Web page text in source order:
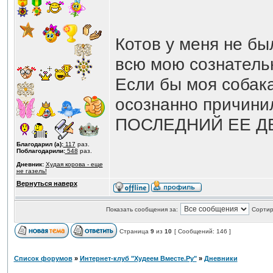
Благодарил (а):117 раз.
Поблагодарили:548 раз.
Дневник: Худая корова - еще
не газель!
Котов у меня не
всю мою
Если бы моя
осознанно
ПОСЛЕДНИЙ ЕЕ
Вернуться наверх
Показать сообщения за:
Страница 9из 10 [ Сообщений: 146 ]
Список форумов» Интернет-клуб "Худеем Вместе.Ру"» Дневники